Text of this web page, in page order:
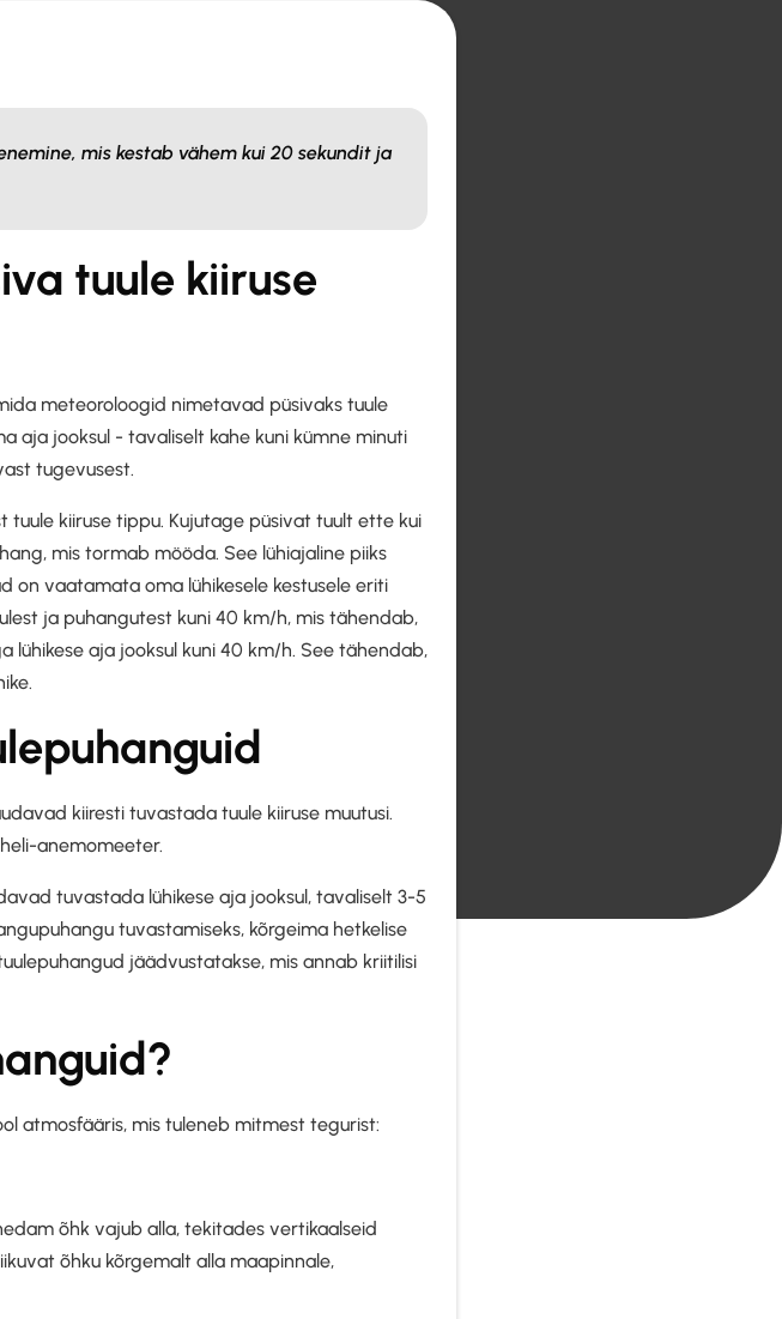
mis kestab vähem kui 20 sekundit ja
tuule kiiruse
meteoroloogid nimetavad püsivaks tuule
aja jooksul - tavaliselt kahe kuni kümne minuti
tugevusest.
kiiruse tippu. Kujutage püsivat tuult ette kui
mis tormab mööda. See lühiajaline piiks
on vaatamata oma lühikesele kestusele eriti
ja puhangutest kuni 40 km/h, mis tähendab,
aja jooksul kuni 40 km/h. See tähendab,
kiiresti tuvastada tuule kiiruse muutusi.
anemomeeter.
tuvastada lühikese aja jooksul, tavaliselt 3-5
tuvastamiseks, kõrgeima hetkelise
jäädvustatakse, mis annab kriitilisi
atmosfääris, mis tuleneb mitmest tegurist:
õhk vajub alla, tekitades vertikaalseid
õhku kõrgemalt alla maapinnale,